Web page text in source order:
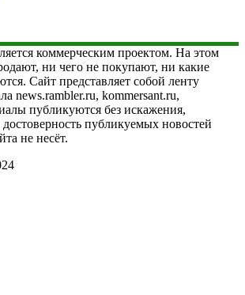
коммерческим проектом. На этом
ни чего не покупают, ни какие
Сайт представляет собой ленту
news.rambler.ru, kommersant.ru,
публикуются без искажения,
достоверность публикуемых новостей
не несёт.